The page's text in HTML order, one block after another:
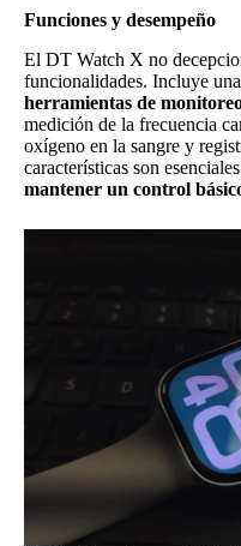
Funciones y desempeño
El DT Watch X no
funcionalidades. Incluye
herramientas de
medición de la frecuencia
oxígeno en la sangre y
características son
mantener un control